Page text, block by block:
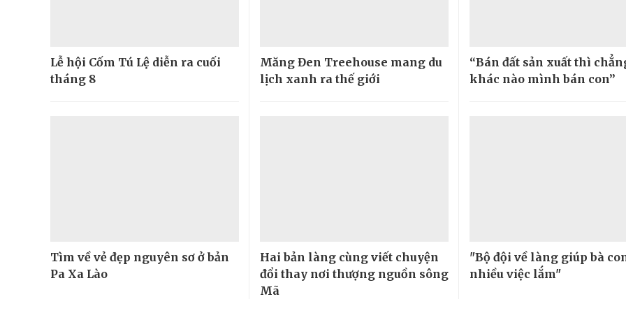
Lễ hội Cốm Tú Lệ diễn ra cuối
tháng 8
Măng Đen Treehouse mang du
lịch xanh ra thế giới
“Bán đất sản xuất thì
khác nào mình bán con”
Tìm về vẻ đẹp nguyên sơ ở bản
Pa Xa Lào
Hai bản làng cùng viết chuyện
đổi thay nơi thượng nguồn sông
Mã
"Bộ đội về làng giúp bà
nhiều việc lắm"